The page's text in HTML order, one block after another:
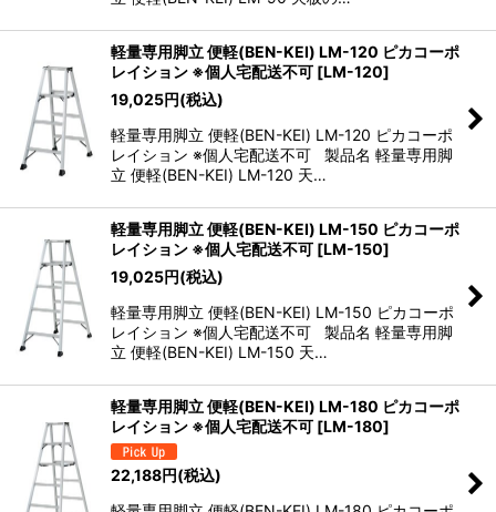
軽量専用脚立 便軽(BEN-KEI) LM-120 ピカコーポ
レイション ※個人宅配送不可 [LM-120]
19,025円(税込)
軽量専用脚立 便軽(BEN-KEI) LM-120 ピカコーポ
レイション ※個人宅配送不可 製品名 軽量専用脚
立 便軽(BEN-KEI) LM-120 天…
軽量専用脚立 便軽(BEN-KEI) LM-150 ピカコーポ
レイション ※個人宅配送不可 [LM-150]
19,025円(税込)
軽量専用脚立 便軽(BEN-KEI) LM-150 ピカコーポ
レイション ※個人宅配送不可 製品名 軽量専用脚
立 便軽(BEN-KEI) LM-150 天…
軽量専用脚立 便軽(BEN-KEI) LM-180 ピカコーポ
レイション ※個人宅配送不可 [LM-180]
22,188円(税込)